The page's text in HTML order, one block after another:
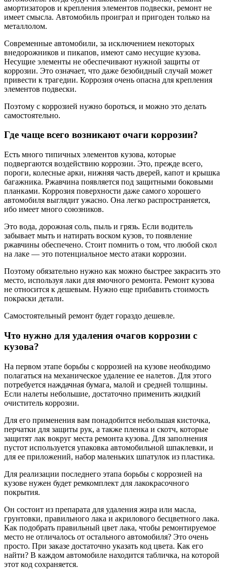
амортизаторов и крепления элементов подвески, ремонт не
имеет смысла. Автомобиль проиграл и пригоден только на
металлолом.
Современные автомобили, за исключением некоторых
внедорожников и пикапов, имеют само несущие кузова.
Несущие элементы не обеспечивают нужной защиты от
коррозии. Это означает, что даже безобидный случай может
привести к трагедии. Коррозия очень опасна для крепления
элементов подвески.
Поэтому с коррозией нужно бороться, и можно это делать
самостоятельно.
Где чаще всего возникают очаги коррозии?
Есть много типичных элементов кузова, которые
подвергаются воздействию коррозии. Это, прежде всего,
пороги, колесные арки, нижняя часть дверей, капот и крышка
багажника. Ржавчина появляется под защитными боковыми
планками. Коррозия поверхности даже самого хорошего
автомобиля выглядит ужасно. Она легко распространяется,
ибо имеет много союзников.
Это вода, дорожная соль, пыль и грязь. Если водитель
забывает мыть и натирать воском кузов, то появление
ржавчины обеспечено. Стоит помнить о том, что любой скол
на лаке — это потенциальное место атаки коррозии.
Поэтому обязательно нужно как можно быстрее закрасить это
место, используя лаки для ямочного ремонта. Ремонт кузова
не относится к дешевым. Нужно еще прибавить стоимость
покраски детали.
Самостоятельный ремонт будет гораздо дешевле.
Что нужно для удаления очагов коррозии с
кузова?
На первом этапе борьбы с коррозией на кузове необходимо
полагаться на механическое удаление ее налетов. Для этого
потребуется наждачная бумага, малой и средней толщины.
Если налеты небольшие, достаточно применить жидкий
очиститель коррозии.
Для его применения вам понадобится небольшая кисточка,
перчатки для защиты рук, а также пленка и скотч, которые
защитят лак вокруг места ремонта кузова. Для заполнения
пустот используется упаковка автомобильной шпаклевки, и
для ее приложений, набор маленьких шпатулок из пластика.
Для реализации последнего этапа борьбы с коррозией на
кузове нужен будет ремкомплект для лакокрасочного
покрытия.
Он состоит из препарата для удаления жира или масла,
грунтовки, правильного лака и акрилового бесцветного лака.
Как подобрать правильный цвет лака, чтобы ремонтируемое
место не отличалось от остального автомобиля? Это очень
просто. При заказе достаточно указать код цвета. Как его
найти? В каждом автомобиле находится табличка, на которой
этот код сохраняется.